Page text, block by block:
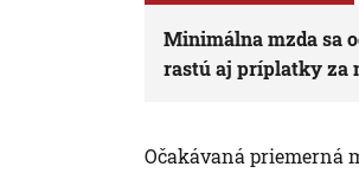
Minimálna mzda sa
rastú aj príplatky za
Očakávaná priemerná